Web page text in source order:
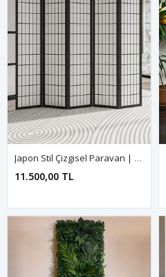
Japon Stil Çizgisel Paravan | Doğal Çam UV Baskı
11.500,00 TL